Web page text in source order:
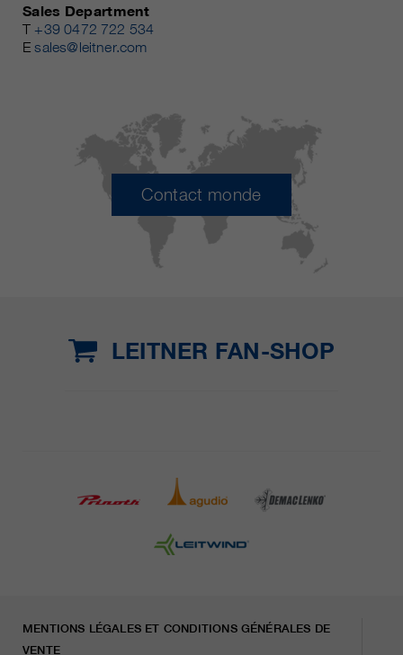
Sales Department
T +39 0472 722 534
Esales@leitner.com
Contact monde
LEITNER FAN-SHOP
MENTIONS LÉGALES ET CONDITIONS GÉNÉRALES DE
VENTE